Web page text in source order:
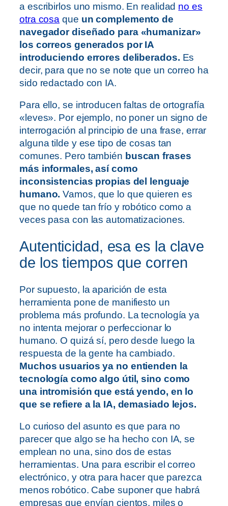
a escribirlos uno mismo. En realidad no es
otra cosa que un complemento de
navegador diseñado para «humanizar»
los correos generados por IA
introduciendo errores deliberados. Es
decir, para que no se note que un correo ha
sido redactado con IA.
Para ello, se introducen faltas de ortografía
«leves». Por ejemplo, no poner un signo de
interrogación al principio de una frase, errar
alguna tilde y ese tipo de cosas tan
comunes. Pero también buscan frases
más informales, así como
inconsistencias propias del lenguaje
humano. Vamos, que lo que quieren es
que no quede tan frío y robótico como a
veces pasa con las automatizaciones.
Autenticidad, esa es la clave
de los tiempos que corren
Por supuesto, la aparición de esta
herramienta pone de manifiesto un
problema más profundo. La tecnología ya
no intenta mejorar o perfeccionar lo
humano. O quizá sí, pero desde luego la
respuesta de la gente ha cambiado.
Muchos usuarios ya no entienden la
tecnología como algo útil, sino como
una intromisión que está yendo, en lo
que se refiere a la IA, demasiado lejos.
Lo curioso del asunto es que para no
parecer que algo se ha hecho con IA, se
emplean no una, sino dos de estas
herramientas. Una para escribir el correo
electrónico, y otra para hacer que parezca
menos robótico. Cabe suponer que habrá
empresas que envían cientos, miles o